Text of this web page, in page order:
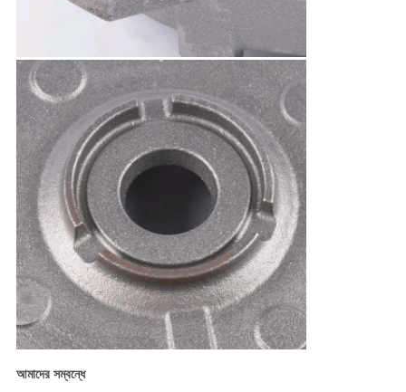
আমাদের সম্বন্ধে